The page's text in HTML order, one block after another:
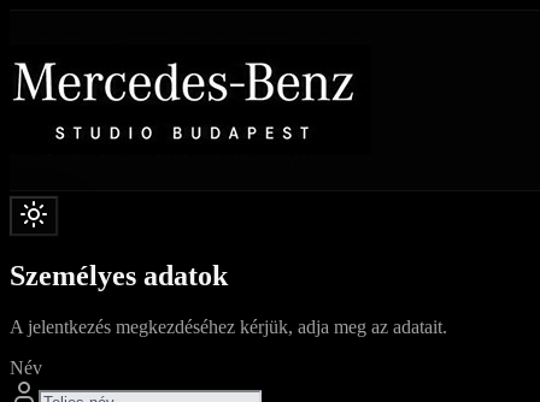
Személyes adatok
A jelentkezés megkezdéséhez kérjük, adja meg az adatait.
Név